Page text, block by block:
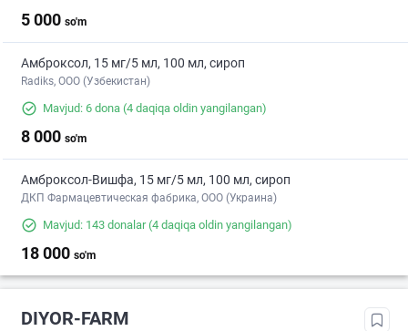
5 000 so'm
Амброксол, 15 мг/5 мл, 100 мл, сироп
Radiks, ООО (Узбекистан)
Mavjud: 6 dona (4 daqiqa oldin yangilangan)
8 000 so'm
Амброксол-Вишфа, 15 мг/5 мл, 100 мл, сироп
ДКП Фармацевтическая фабрика, ООО (Украина)
Mavjud: 143 donalar(4 daqiqa oldin yangilangan)
18 000 so'm
DIYOR-FARM